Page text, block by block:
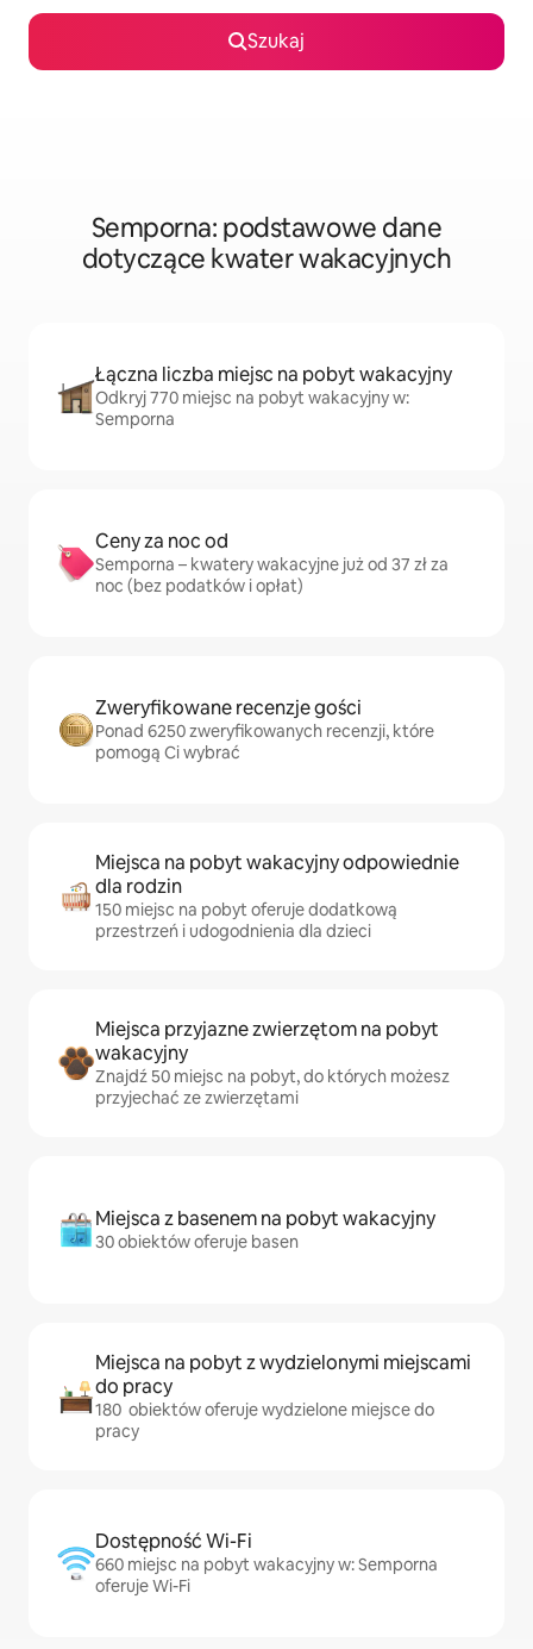
Szukaj
Semporna: podstawowe dane
dotyczące kwater wakacyjnych
Łączna liczba miejsc na pobyt wakacyjny
Odkryj 770 miejsc na pobyt wakacyjny w:
Semporna
Ceny za noc od
Semporna – kwatery wakacyjne już od 37 zł za
noc (bez podatków i opłat)
Zweryfikowane recenzje gości
Ponad 6250 zweryfikowanych recenzji, które
pomogą Ci wybrać
Miejsca na pobyt wakacyjny odpowiednie
dla rodzin
150 miejsc na pobyt oferuje dodatkową
przestrzeń i udogodnienia dla dzieci
Miejsca przyjazne zwierzętom na pobyt
wakacyjny
Znajdź 50 miejsc na pobyt, do których możesz
przyjechać ze zwierzętami
Miejsca z basenem na pobyt wakacyjny
30 obiektów oferuje basen
Miejsca na pobyt z wydzielonymi miejscami
do pracy
180 obiektów oferuje wydzielone miejsce do
pracy
Dostępność Wi-Fi
660 miejsc na pobyt wakacyjny w: Semporna
oferuje Wi-Fi